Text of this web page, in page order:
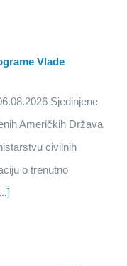
Vlade
Sjedinjene
Američkih Država
civilnih
o trenutno